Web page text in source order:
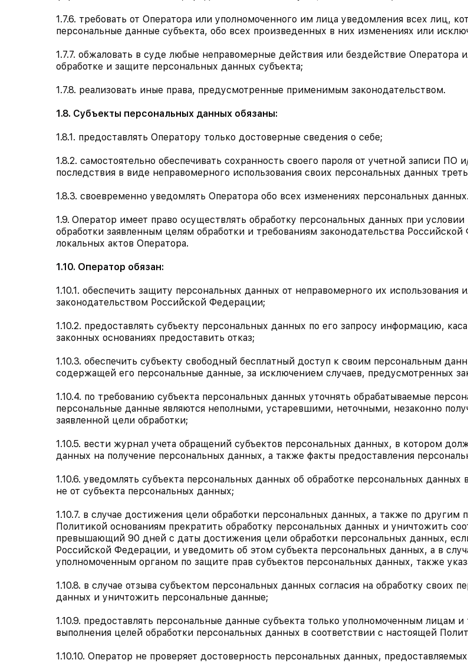
1.7.6. требовать от Оператора или уполномоченного им лица уведомления всех лиц,
персональные данные субъекта, обо всех произведенных в них изменениях или
1.7.7. обжаловать в суде любые неправомерные действия или бездействие
обработке и защите персональных данных субъекта;
1.7.8. реализовать иные права, предусмотренные применимым законодательством.
1.8. Субъекты персональных данных обязаны:
1.8.1. предоставлять Оператору только достоверные сведения о себе;
1.8.2. самостоятельно обеспечивать сохранность своего пароля от учетной записи ПО
последствия в виде неправомерного использования своих персональных данных
1.8.3. своевременно уведомлять Оператора обо всех изменениях персональных данных.
1.9. Оператор имеет право осуществлять обработку персональных данных при
обработки заявленным целям обработки и требованиям законодательства
локальных актов Оператора.
1.10. Оператор обязан:
1.10.1. обеспечить защиту персональных данных от неправомерного их
законодательством Российской Федерации;
1.10.2. предоставлять субъекту персональных данных по его запросу информацию,
законных основаниях предоставить отказ;
1.10.3. обеспечить субъекту свободный бесплатный доступ к своим персональным
содержащей его персональные данные, за исключением случаев, предусмотренных
1.10.4. по требованию субъекта персональных данных уточнять обрабатываемые
персональные данные являются неполными, устаревшими, неточными, незаконно
заявленной цели обработки;
1.10.5. вести журнал учета обращений субъектов персональных данных, в котором
данных на получение персональных данных, а также факты предоставления
1.10.6. уведомлять субъекта персональных данных об обработке персональных
не от субъекта персональных данных;
1.10.7. в случае достижения цели обработки персональных данных, а также по
Политикой основаниям прекратить обработку персональных данных и уничтожить
превышающий 90 дней с даты достижения цели обработки персональных данных,
Российской Федерации, и уведомить об этом субъекта персональных данных, а в
уполномоченным органом по защите прав субъектов персональных данных, также
1.10.8. в случае отзыва субъектом персональных данных согласия на обработку своих
данных и уничтожить персональные данные;
1.10.9. предоставлять персональные данные субъекта только уполномоченным лицам
выполнения целей обработки персональных данных в соответствии с настоящей
1.10.10. Оператор не проверяет достоверность персональных данных,